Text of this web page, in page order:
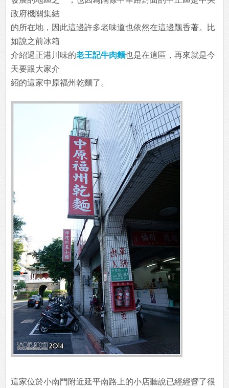
政府機關集結
的所在地，因此這邊許多老味道也依然在這邊飄香著。比
如說之前冰箱
介紹過正港川味的老王記牛肉麵也是在這區，再來就是今
天要跟大家介
紹的這家中原福州乾麵了。
這家位於小南門附近延平南路上的小店聽說已經經營了很